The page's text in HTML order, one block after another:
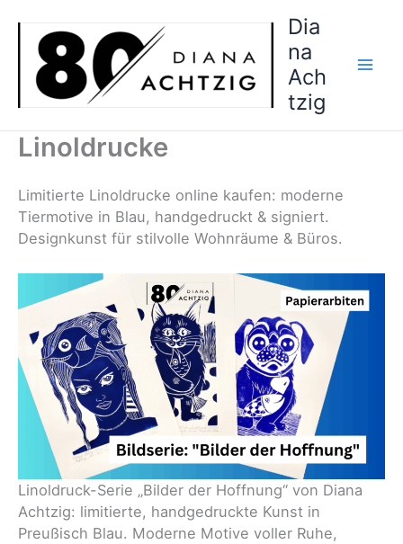
springen
Dia
na
Ach
tzig
Linoldrucke
Limitierte Linoldrucke online kaufen: moderne
Tiermotive in Blau, handgedruckt & signiert.
Designkunst für stilvolle Wohnräume & Büros.
Linoldruck-Serie „Bilder der Hoffnung“ von Diana
Achtzig: limitierte, handgedruckte Kunst in
Preußisch Blau. Moderne Motive voller Ruhe,